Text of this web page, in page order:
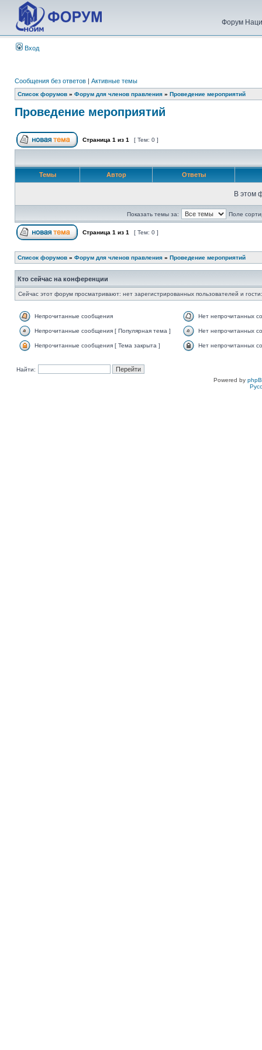
Форум
Вход
Сообщения без ответов | Активные темы
Список форумов » Форум для членов правления » Проведение мероприятий
Проведение мероприятий
Страница 1 из 1 [ Тем: 0 ]
Темы Автор Ответы
В этом
Показать темы за: Поле
Страница 1 из 1 [ Тем: 0 ]
Список форумов » Форум для членов правления » Проведение мероприятий
Кто сейчас на конференции
Сейчас этот форум просматривают: нет зарегистрированных пользователей и
Непрочитанные сообщения Нет непрочитанных
Непрочитанные сообщения [ Популярная тема ] Нет непрочитанных
Непрочитанные сообщения [ Тема закрыта ] Нет непрочитанных
Найти:
Powered by